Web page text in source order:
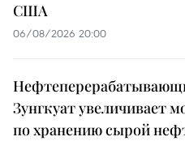
США
06/08/2026 20:00
Зунгкуат увеличивает
по хранению сырой